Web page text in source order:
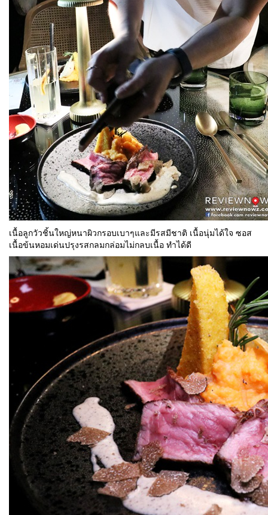
เนื้อลูกวัวชิ้นใหญ่หนาผิวกรอบเบาๆและมีรสมีชาติ เนื้อนุ่มได้ใจ ซอส
เนื้อข้นหอมเด่นปรุงรสกลมกล่อมไม่กลบเนื้อ ทำได้ดี